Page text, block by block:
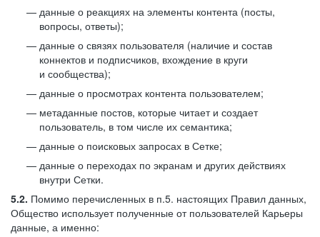
данные о реакциях на элементы контента (посты,
вопросы, ответы);
данные о связях пользователя (наличие и состав
коннектов и подписчиков, вхождение в круги
и сообщества);
данные о просмотрах контента пользователем;
метаданные постов, которые читает и создает
пользователь, в том числе их семантика;
данные о поисковых запросах в Сетке;
данные о переходах по экранам и других действиях
внутри Сетки.
5.2. Помимо перечисленных в п.5. настоящих Правил данных,
Общество использует полученные от пользователей Карьеры
данные, а именно: